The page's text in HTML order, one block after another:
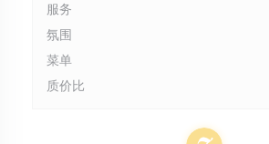
服务
氛围
菜单
质价比